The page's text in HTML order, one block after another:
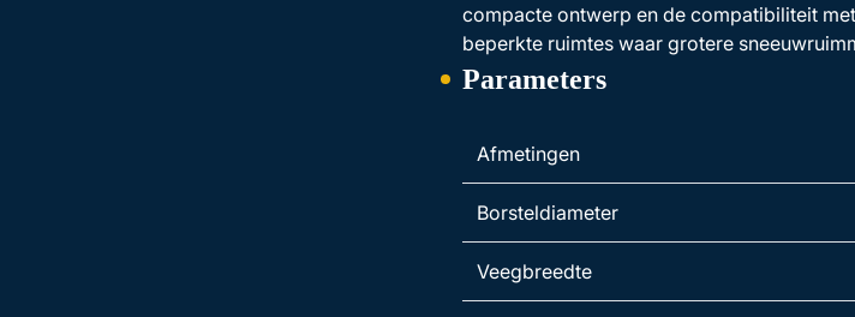
compacte ontwerp en de compatibiliteit
beperkte ruimtes waar grotere
Parameters
Afmetingen
Borsteldiameter
Veegbreedte